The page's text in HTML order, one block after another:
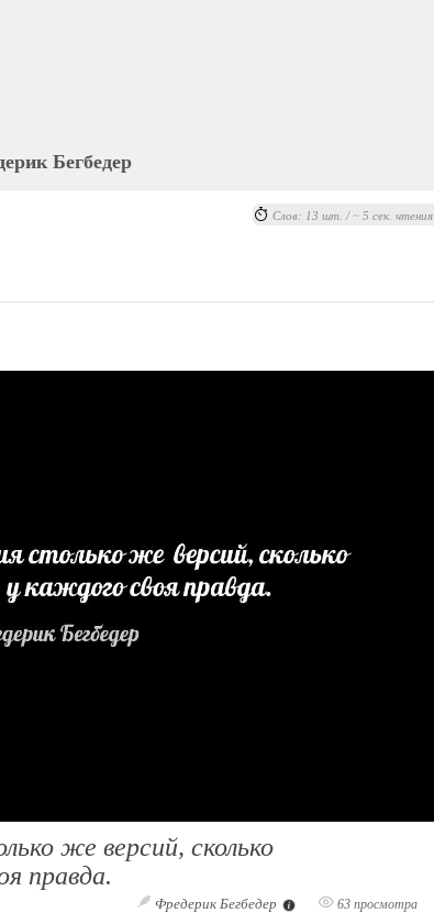
Бегбедер
же версий, сколько
правда.
Фредерик Бегбедер 63 просмотра
Слов: 13 шт. / ~ 5 сек. чтения